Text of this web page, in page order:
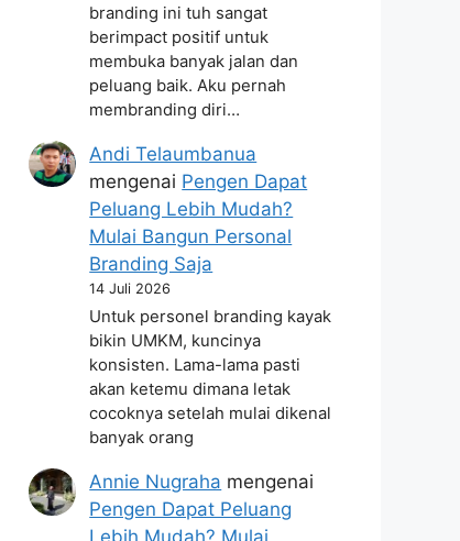
branding ini tuh sangat
berimpact positif untuk
membuka banyak jalan dan
peluang baik. Aku pernah
membranding diri…
Andi Telaumbanua
mengenai Pengen Dapat
Peluang Lebih Mudah?
Mulai Bangun Personal
Branding Saja
14 Juli 2026
Untuk personel branding kayak
bikin UMKM, kuncinya
konsisten. Lama-lama pasti
akan ketemu dimana letak
cocoknya setelah mulai dikenal
banyak orang
Annie Nugraha mengenai
Pengen Dapat Peluang